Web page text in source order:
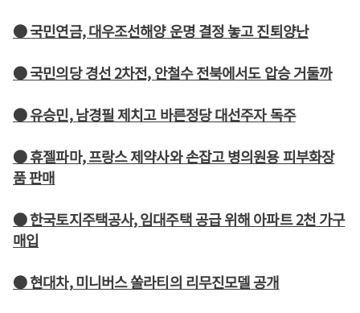
● 국민연금, 대우조선해양 운명 결정 놓고 진퇴양난
● 국민의당 경선 2차전, 안철수 전북에서도 압승 거둘까
● 유승민, 남경필 제치고 바른정당 대선주자 독주
● 휴젤파마, 프랑스 제약사와 손잡고 병의원용 피부화장
품 판매
● 한국토지주택공사, 임대주택 공급 위해 아파트 2천 가구
매입
● 현대차, 미니버스 쏠라티의 리무진모델 공개